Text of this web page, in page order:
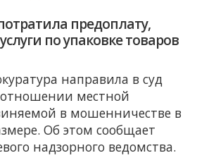
предоплату,
по упаковке товаров
направила в суд
отношении местной
в мошенничестве в
Об этом сообщает
надзорного ведомства.